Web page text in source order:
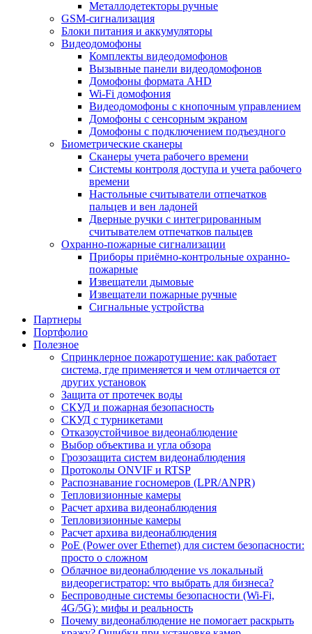
Металлодетекторы ручные
GSM-сигнализация
Блоки питания и аккумуляторы
Видеодомофоны
Комплекты видеодомофонов
Вызывные панели видеодомофонов
Домофоны формата AHD
Wi-Fi домофония
Видеодомофоны с кнопочным управлением
Домофоны с сенсорным экраном
Домофоны с подключением подъездного
Биометрические сканеры
Сканеры учета рабочего времени
Системы контроля доступа и учета рабочего
времени
Настольные считыватели отпечатков
пальцев и вен ладоней
Дверные ручки с интегрированным
считывателем отпечатков пальцев
Охранно-пожарные сигнализации
Приборы приёмно-контрольные охранно-
пожарные
Извещатели дымовые
Извещатели пожарные ручные
Сигнальные устройства
Партнеры
Портфолио
Полезное
Спринклерное пожаротушение: как работает
система, где применяется и чем отличается от
других установок
Защита от протечек воды
СКУД и пожарная безопасность
СКУД с турникетами
Отказоустойчивое видеонаблюдение
Выбор объектива и угла обзора
Грозозащита систем видеонаблюдения
Протоколы ONVIF и RTSP
Распознавание госномеров (LPR/ANPR)
Тепловизионные камеры
Расчет архива видеонаблюдения
Тепловизионные камеры
Расчет архива видеонаблюдения
PoE (Power over Ethernet) для систем безопасности:
просто о сложном
Облачное видеонаблюдение vs локальный
видеорегистратор: что выбрать для бизнеса?
Беспроводные системы безопасности (Wi-Fi,
4G/5G): мифы и реальность
Почему видеонаблюдение не помогает раскрыть